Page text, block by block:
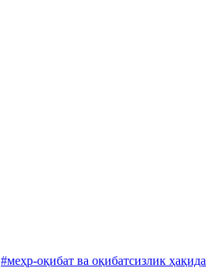
#меҳр-оқибат ва оқибатсизлик ҳақида